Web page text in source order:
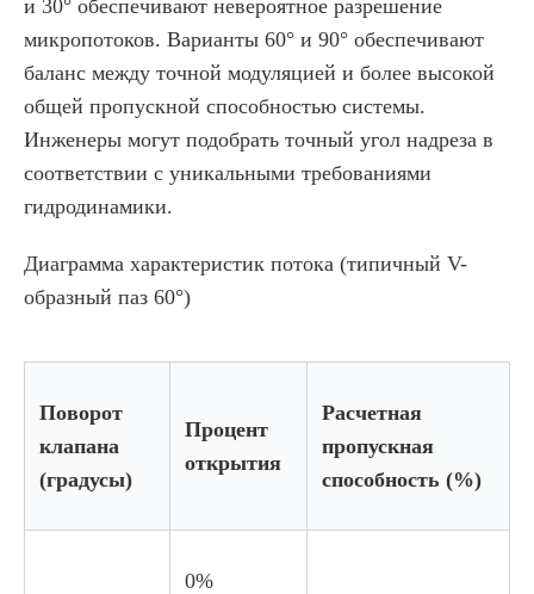
и 30° обеспечивают невероятное разрешение
микропотоков. Варианты 60° и 90° обеспечивают
баланс между точной модуляцией и более высокой
общей пропускной способностью системы.
Инженеры могут подобрать точный угол надреза в
соответствии с уникальными требованиями
гидродинамики.
Диаграмма характеристик потока (типичный V-
образный паз 60°)
Поворот
клапана
(градусы)
Процент
открытия
Расчетная
пропускная
способность (%)
0%